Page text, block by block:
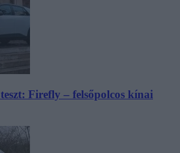
Firefly – felsőpolcos kínai